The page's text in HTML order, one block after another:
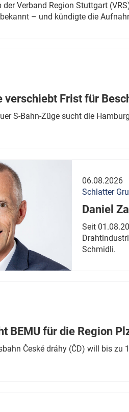
der Verband Region Stuttgart
– und kündigte die
verschiebt Frist für
S-Bahn-Züge sucht die
06.08.2026
Schlatter
Daniel
Seit
Schmidli.
BEMU für die Region
České dráhy (ČD) will bis